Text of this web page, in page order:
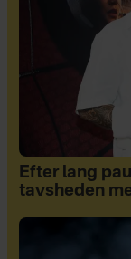
Efter lang
tavsheden